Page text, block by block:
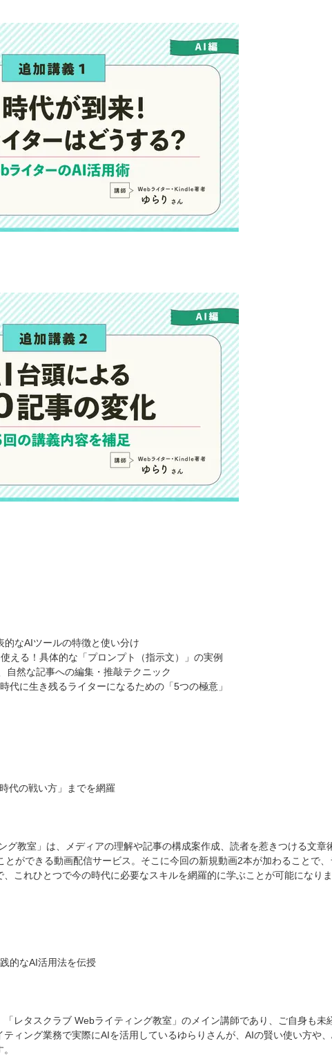
なAIツールの特徴と使い分け
える！具体的な「プロンプト（指示文）」の実例
自然な記事への編集・推敲テクニック
代に生き残るライターになるための「5つの極意」
代の戦い方」までを網羅
グ教室」は、メディアの理解や記事の構成案作成、読者を惹きつける文
とができる動画配信サービス。そこに今回の新規動画2本が加わることで
これひとつで今の時代に必要なスキルを網羅的に学ぶことが可能になりま
的なAI活用法を伝授
レタスクラブ Webライティング教室」のメイン講師であり、ご自身も
ィング業務で実際にAIを活用しているゆらりさんが、AIの賢い使い方や